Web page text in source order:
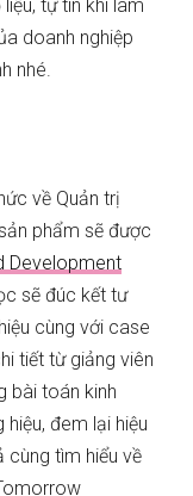
tự tin khi làm
doanh nghiệp
nhé.
về Quản trị
phẩm sẽ được
Development
sẽ đúc kết tư
cùng với case
tiết từ giảng viên
bài toán kinh
đem lại hiệu
tìm hiểu về